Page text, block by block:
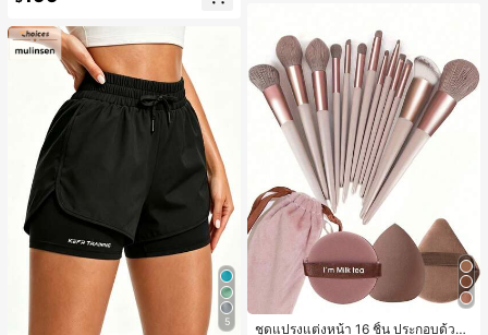
5
ชุดแปรงแต่งหน้า 16 ชิ้น ประกอบด้วยแ